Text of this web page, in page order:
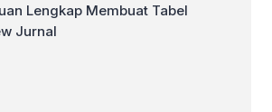
Lengkap Membuat Tabel
Jurnal